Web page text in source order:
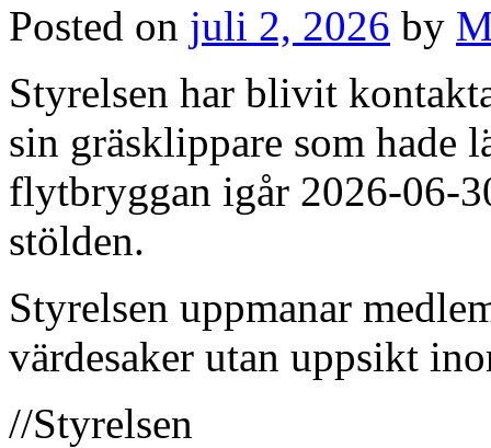
Posted on juli 2, 2026 by
Styrelsen har blivit
sin gräsklippare som hade
flytbryggan igår 2026-06-
stölden.
Styrelsen uppmanar
värdesaker utan uppsikt
//Styrelsen